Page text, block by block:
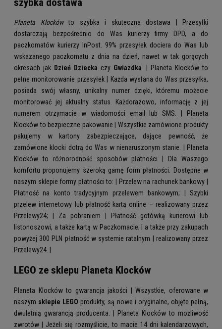
Planeta Klockówto szybka i skuteczna dostawa | Przesyłki
dostarczają bezpośrednio do Was kurierzy firmy DPD, a do
paczkomatów kurierzy InPost. 99% przesyłek dociera do Was lub
wskazanego paczkomatu z dnia na dzień, nawet w tak gorących
okresach jak Dzień Dziecka czy Gwiazdka . | Planeta Klocków to
pełne monitorowanie przesyłek | Każda wysłana do Was przesyłka,
posiada swój własny, unikalny numer dzięki, któremu możecie
monitorować jej aktualny status. Każdorazowo, informację z jej
numerem otrzymacie w wiadomości email lub SMS. | Planeta
Klocków to bezpieczne pakowanie | Wszystkie zamówione produkty
pakujemy w kartony zabezpieczające, dające pewność, że
zamówione klocki dotrą do Was w nienaruszonym stanie. | Planeta
Klocków to różnorodność sposobów płatności | Dla Waszego
komfortu proponujemy szeroką gamę form płatności. Dostępne w
naszym sklepie formy płatności to: | Przelew na rachunek bankowy |
Płatność na konto tradycyjnym przelewem bankowym; | Szybki
przelew internetowy lub płatność kartą online – realizowany przez
Przelewy24; | Za pobraniem | Płatność gotówką kurierowi lub
listonoszowi, a także kartą w Paczkomacie; | a także przy zakupach
powyżej 300 PLN płatność w systemie ratalnym | realizowany przez
Przelewy24. |
LEGO ze sklepu Planeta Klocków
Planeta Klocków to gwarancja jakości | Wszystkie, oferowane w
naszym sklepie LEGO produkty, są nowe i oryginalne, objęte pełną,
dwuletnią gwarancją producenta. | Planeta Klocków to możliwość
zwrotów | Jeżeli się rozmyślicie, to macie 14 dni kalendarzowych,